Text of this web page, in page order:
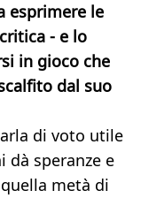
esprimere le
- e lo
in gioco che
dal suo
di voto utile
dà speranze e
metà di